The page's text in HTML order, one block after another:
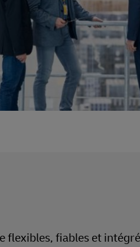
flexibles, fiables et